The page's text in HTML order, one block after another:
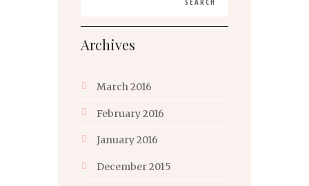
Archives
March2016
February2016
January2016
December2015